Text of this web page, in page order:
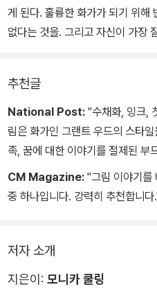
게 된다. 훌륭한 화가가 되기 위해
없다는 것을. 그리고 자신이 가장
그랜트와 사랑스러운 젖소 틸리의
는, 미국의 유명한 화가 그랜트 우
을 덧붙여 완성되었다. 모니카 쿨
씨로 혼합하여 한 예술가가 성장
술은 삶의 경험에서 나온다는 메
니 스미스의 그림은 인간과 동물
《그랜트와 틸리가 시골길을 산책
책이다.
추천글
National Post: "수채화, 잉크,
림은 화가인 그랜트 우드의 스타
족, 꿈에 대한 이야기를 절제된 부
다."
CM Magazine: "그림 이야기를
중 하나입니다. 강력히 추천합니다
저자 소개
지은이: 모니카 쿨링